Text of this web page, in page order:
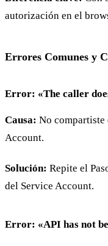
autorización en el
Errores Comunes y
Error: «The caller
Causa: No compartiste
Account.
Solución: Repite el
del Service Account.
Error: «API has not